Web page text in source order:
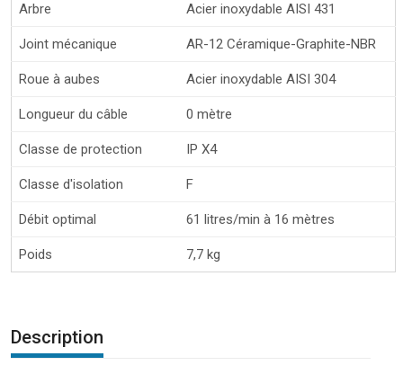
Arbre Acier inoxydable AISI 431
Joint mécanique AR-12 Céramique-Graphite-NBR
Roue à aubes Acier inoxydable AISI 304
Longueur du câble 0 mètre
Classe de protection IP X4
Classe d'isolation F
Débit optimal 61 litres/min à 16 mètres
Poids 7,7 kg
Description